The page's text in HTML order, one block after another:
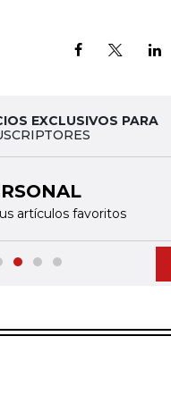
EXCLUSIVOS PARA
artículos favoritos